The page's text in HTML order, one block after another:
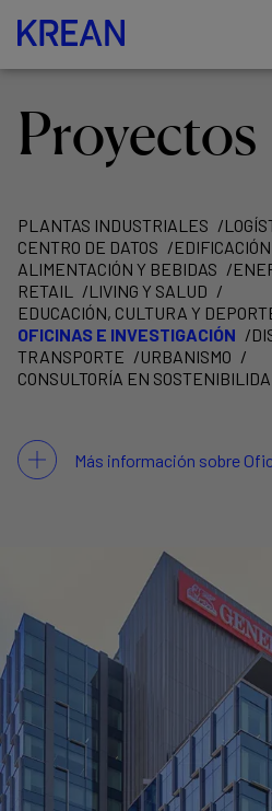
Proyectos
Más información sobre
PLANTAS INDUSTRIALES
CENTRO DE DATOS
ALIMENTACIÓN Y BEBIDAS
RETAIL
LIVING Y SALUD
EDUCACIÓN, CULTURA Y
OFICINAS E INVESTIGACIÓN
TRANSPORTE
URBANISMO
CONSULTORÍA EN